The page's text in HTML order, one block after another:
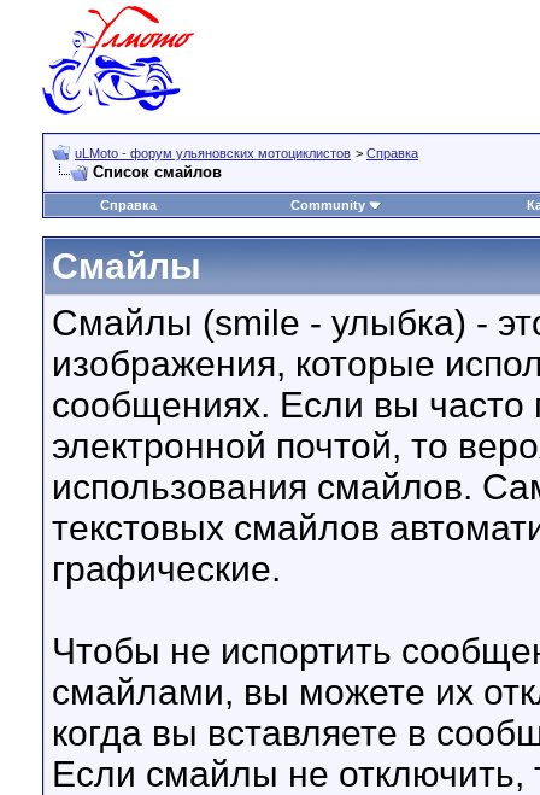
uLMoto - форум ульяновских мотоциклистов > Справка
Список смайлов
Справка Community
Смайлы
Смайлы (smile - улыбка) -
изображения, которые
сообщениях. Если вы часто
электронной почтой, то
использования смайлов.
текстовых смайлов
графические.
Чтобы не испортить
смайлами, вы можете их
когда вы вставляете в
Если смайлы не отключить,